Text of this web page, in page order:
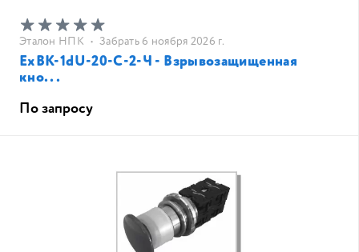
Эталон НПК • Забрать 6 ноября 2026 г.
ЕхВК-1dU-20-С-2-Ч - Взрывозащищенная
кно...
По запросу